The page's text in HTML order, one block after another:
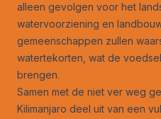
alleen gevolgen voor het
watervoorziening en
gemeenschappen zullen
watertekorten, wat de
brengen.
Samen met de niet ver weg
Kilimanjaro deel uit van een